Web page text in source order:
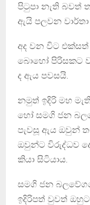
පිටුපා නැති බවත්
ඇයි පලවන
අද වන විට
බොහෝ පිරිසකට
ද ඇය පවසයි.
නමුත් ඉදිරි මහ
හෝ සමගි ජන
පැවසූ ඇය ඔවුන්
ඔවුන්ට විරුද්ධව
කියා සිටියාය.
සමගි ජන
ඉදිරිපත් වුවත්